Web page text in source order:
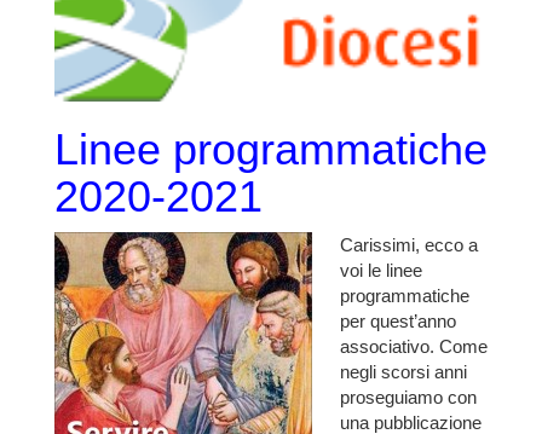
Linee programmatiche
2020-2021
Carissimi, ecco a
voi le linee
programmatiche
per quest’anno
associativo. Come
negli scorsi anni
proseguiamo con
una pubblicazione